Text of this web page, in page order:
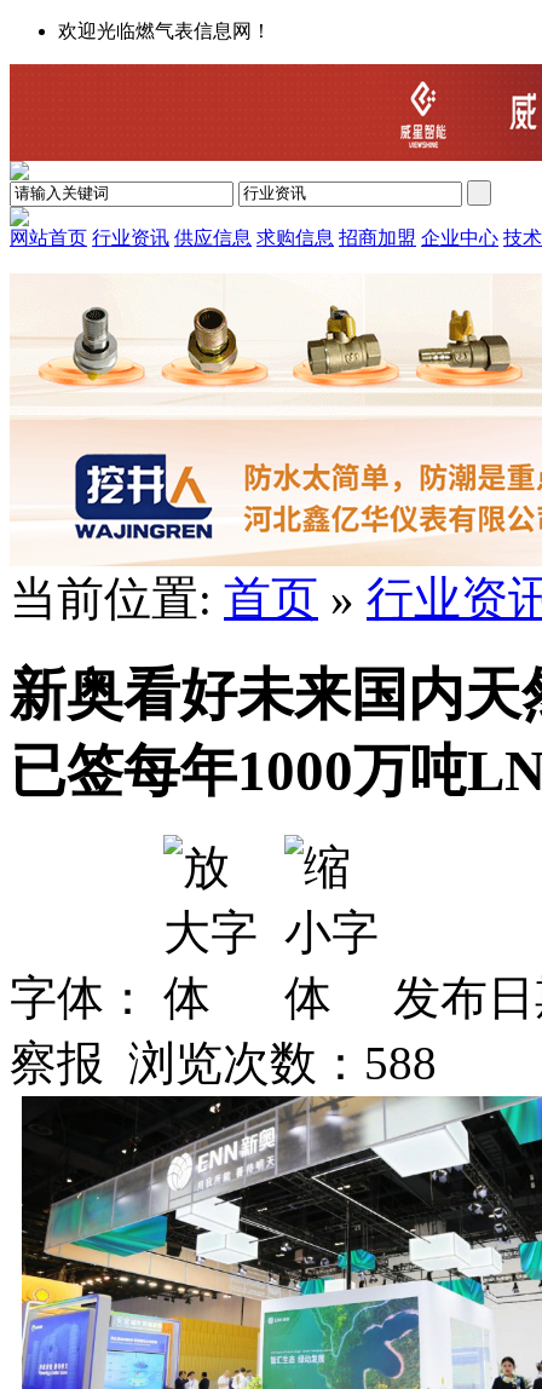
欢迎光临燃气表信息网！
网站首页 行业资讯 供应信息 求购信息 招商加盟 企业中心 技
当前位置: 首页 » 行业资
新奥看好未来国内
已签每年1000万吨
字体：
发布
察报 浏览次数： 588